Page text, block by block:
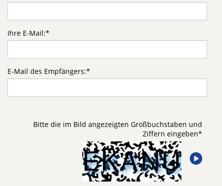
Ihre E-Mail:*
E-Mail des Empfängers:*
Bitte die im Bild angezeigten Großbuchstaben und
Ziffern eingeben*